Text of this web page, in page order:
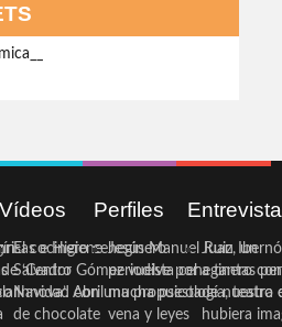
e Higiene
‘Centro
Innova’. Abril
Vídeos
El cocinero ceheginero
Salvador Gómez vuelve por
Navidad con una propuesta
de chocolate
Perfiles
Jesús Manuel Ruiz, un
periodista ceheginero con
mucha psicología, teatro
vena y leyes
Juan
a tantas
de nuestra
hubiera